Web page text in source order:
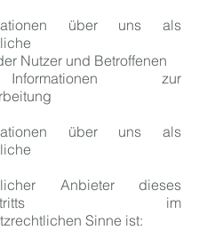
über uns als
Nutzer und Betroffenen
zur
über uns als
Anbieter dieses
im
Sinne ist: